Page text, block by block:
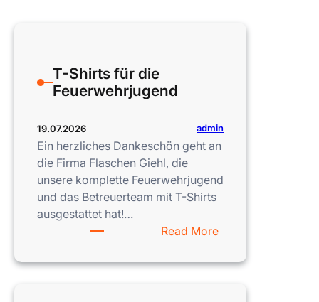
T-Shirts für die
Feuerwehrjugend
19.07.2026 admin
Ein herzliches Dankeschön geht an
die Firma Flaschen Giehl, die
unsere komplette Feuerwehrjugend
und das Betreuerteam mit T-Shirts
ausgestattet hat!…
Read More:
Shirts